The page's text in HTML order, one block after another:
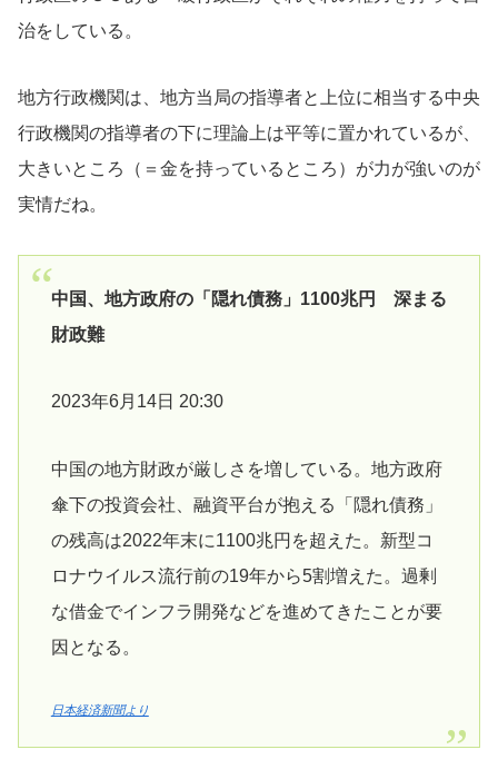
治をしている。
地方行政機関は、地方当局の指導者と上位に相当する中央
行政機関の指導者の下に理論上は平等に置かれているが、
大きいところ（＝金を持っているところ）が力が強いのが
実情だね。
中国、地方政府の「隠れ債務」1100兆円 深まる
財政難
2023年6月14日 20:30
中国の地方財政が厳しさを増している。地方政府
傘下の投資会社、融資平台が抱える「隠れ債務」
の残高は2022年末に1100兆円を超えた。新型コ
ロナウイルス流行前の19年から5割増えた。過剰
な借金でインフラ開発などを進めてきたことが要
因となる。
日本経済新聞より